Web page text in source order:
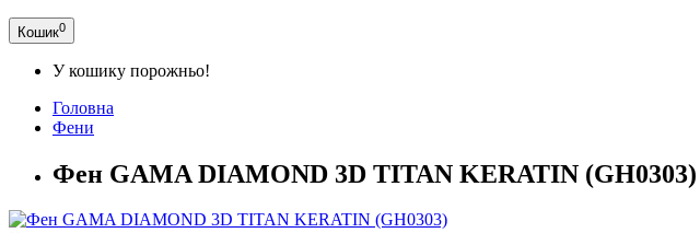
Кошик0
У кошику порожньо!
Головна
Фени
Фен GAMA DIAMOND 3D TITAN KERATIN (GH0303)